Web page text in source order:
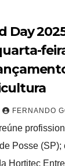
Day
FERNANDO
Posse
Hortitec